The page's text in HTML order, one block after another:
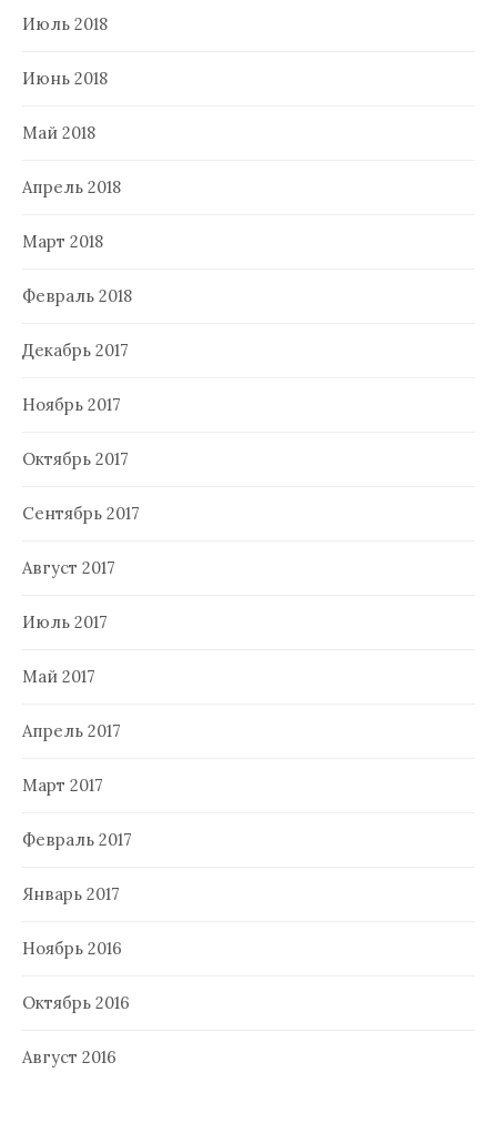
Июль 2018
Июнь 2018
Май 2018
Апрель 2018
Март 2018
Февраль 2018
Декабрь 2017
Ноябрь 2017
Октябрь 2017
Сентябрь 2017
Август 2017
Июль 2017
Май 2017
Апрель 2017
Март 2017
Февраль 2017
Январь 2017
Ноябрь 2016
Октябрь 2016
Август 2016